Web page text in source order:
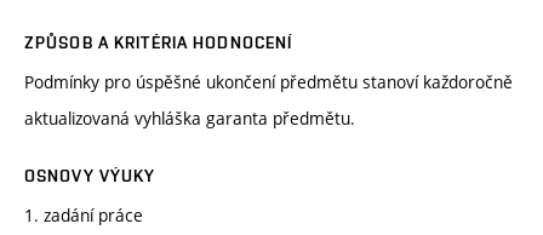
ZPŮSOB A KRITÉRIA HODNOCENÍ
Podmínky pro úspěšné ukončení předmětu stanoví každoročně
aktualizovaná vyhláška garanta předmětu.
OSNOVY VÝUKY
1. zadání práce